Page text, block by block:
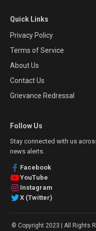
Quick Links
Privacy Policy
Terms of Service
About Us
Contact Us
Grievance Redressal
Follow Us
Stay connected with us
news alerts.
Facebook
YouTube
Instagram
X (Twitter)
© Copyright 2023 | All Rights